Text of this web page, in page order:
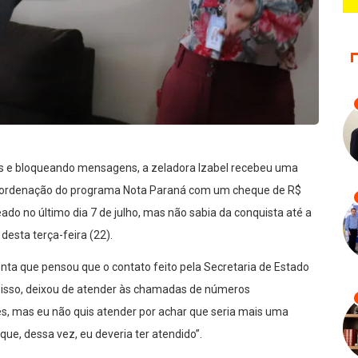
bloqueando mensagens, a zeladora Izabel recebeu uma
do programa Nota Paraná com um cheque de R$
no último dia 7 de julho, mas não sabia da conquista até a
terça-feira (22).
que pensou que o contato feito pela Secretaria de Estado
deixou de atender às chamadas de números
mas eu não quis atender por achar que seria mais uma
dessa vez, eu deveria ter atendido”.